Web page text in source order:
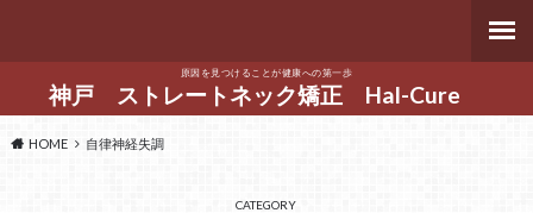
原因を見つけることが健康への第一歩
神戸 ストレートネック矯正 Hal-Cure
HOME 自律神経失調
CATEGORY